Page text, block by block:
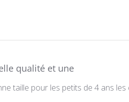
qualité et une
taille pour les petits de 4 ans